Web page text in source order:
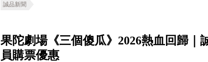
誠品新聞
果陀劇場《三個傻瓜》2026熱血回歸｜
員購票優惠